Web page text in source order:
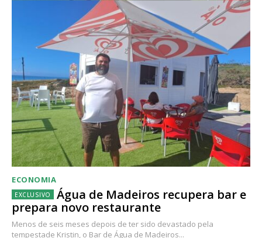
ECONOMIA
Água de Madeiros recupera bar e
prepara novo restaurante
Menos de seis meses depois de ter sido devastado pela
tempestade Kristin, o Bar de Água de Madeiros...